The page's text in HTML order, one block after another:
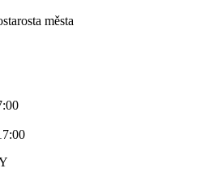
města